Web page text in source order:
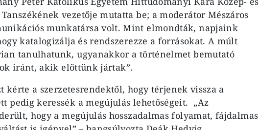
vezetője mutatta be; a moderátor Mészáros
munkatársa volt. Mint elmondták, napjaink
katalogizálja és rendszerezze a forrásokat. A múlt
tanulhatunk, ugyanakkor a történelmet bemutató
iránt, akik előttünk jártak”.
kérte a szerzetesrendektől, hogy térjenek vissza a
pedig keressék a megújulás lehetőségeit. „Az
hogy a megújulás hosszadalmas folyamat, fájdalmas